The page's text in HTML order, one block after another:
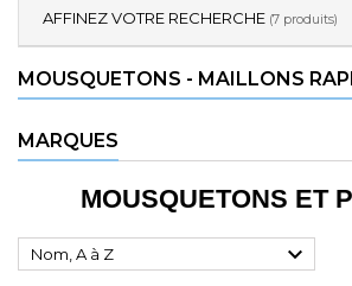
AFFINEZ VOTRE RECHERCHE (7 produits)
MOUSQUETONS - MAILLONS
MARQUES
MOUSQUETONS ET
Nom, A à Z 